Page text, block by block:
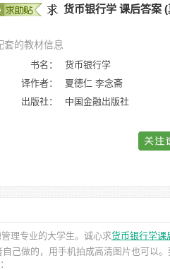
货币银行学 课后答案
套的教材信息
书名：
货币银行学
译作者：
夏德仁 李念斋
出版社：
中国金融出版社
理专业的大学生。诚心求货币银行学课
己做的，用手机拍成高清图片也可以